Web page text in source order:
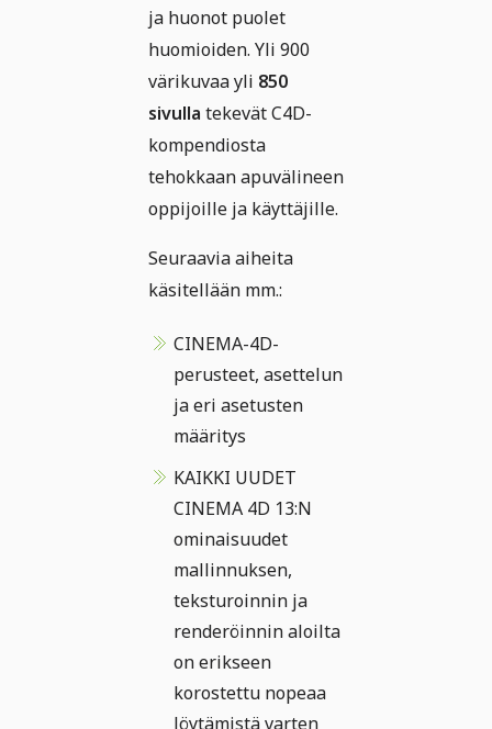
ja huonot puolet
huomioiden. Yli 900
värikuvaa yli 850
sivulla tekevät C4D-
kompendiosta
tehokkaan apuvälineen
oppijoille ja käyttäjille.
Seuraavia aiheita
käsitellään mm.:
CINEMA-4D-
perusteet, asettelun
ja eri asetusten
määritys
KAIKKI UUDET
CINEMA 4D 13:N
ominaisuudet
mallinnuksen,
teksturoinnin ja
renderöinnin aloilta
on erikseen
korostettu nopeaa
löytämistä varten